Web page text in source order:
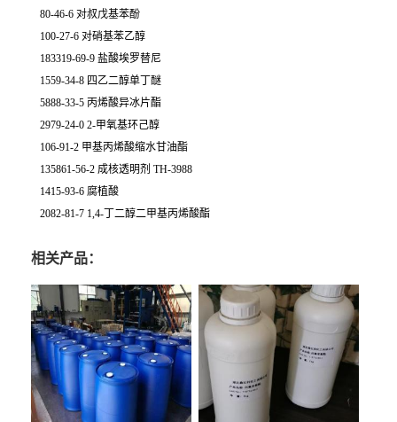
80-46-6 对叔戊基苯酚
100-27-6 对硝基苯乙醇
183319-69-9 盐酸埃罗替尼
1559-34-8 四乙二醇单丁醚
5888-33-5 丙烯酸异冰片酯
2979-24-0 2-甲氧基环己醇
106-91-2 甲基丙烯酸缩水甘油酯
135861-56-2 成核透明剂 TH-3988
1415-93-6 腐植酸
2082-81-7 1,4-丁二醇二甲基丙烯酸酯
相关产品：